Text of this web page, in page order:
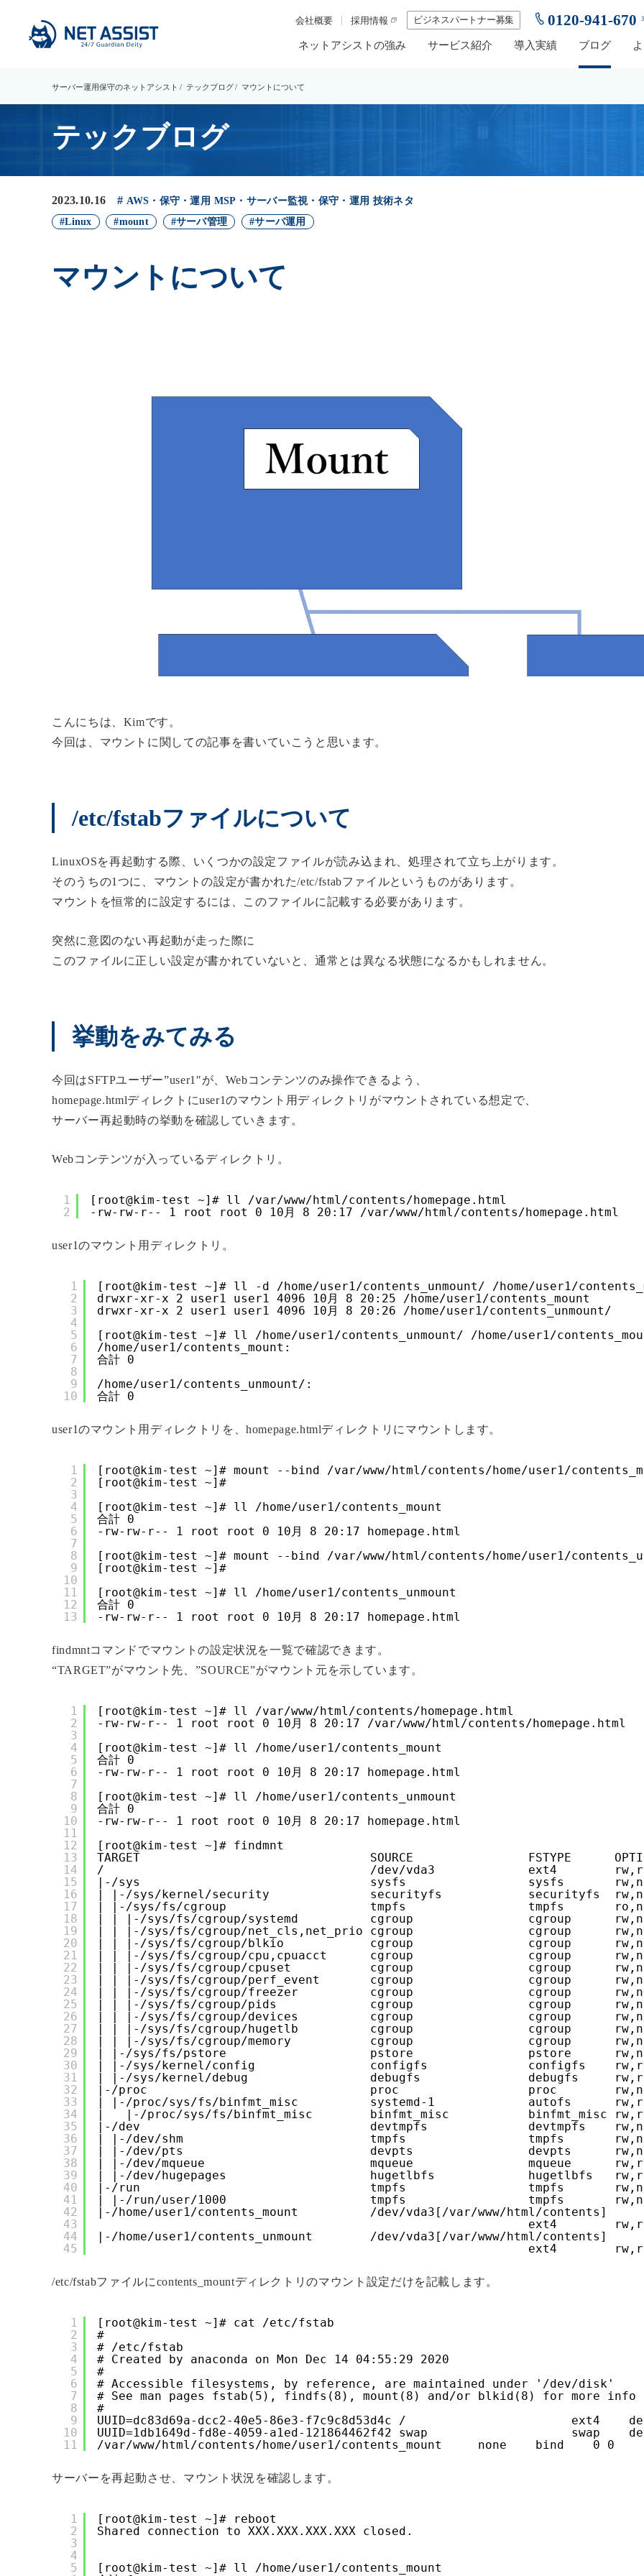
ネットアシストの強み サービス紹介 導入実績 ブログ
会社概要 採用情報 ビジネスパートナー募集 0120-941-670
サーバー運用保守のネットアシスト テックブログ マウントについて
テックブログ
2023.10.16 AWS・保守・運用 MSP・サーバー監視・保守・運用 技術ネタ
Linux
mount サーバ管理 サーバ運用
マウントについて
こんにちは、Kimです。
今回は、マウントに関しての記事を書いていこうと思います。
/etc/fstabファイルについて
LinuxOSを再起動する際、いくつかの設定ファイルが読み込まれ、処理されて立ち上がります。
そのうちの1つに、マウントの設定が書かれた/etc/fstabファイルというものがあります。
マウントを恒常的に設定するには、このファイルに記載する必要があります。
突然に意図のない再起動が走った際に
このファイルに正しい設定が書かれていないと、通常とは異なる状態になるかもしれません。
挙動をみてみる
今回はSFTPユーザー”user1″が、Webコンテンツのみ操作できるよう、
homepage.htmlディレクトにuser1のマウント用ディレクトリがマウントされている想定で、
サーバー再起動時の挙動を確認していきます。
Webコンテンツが入っているディレクトリ。
1
2
[root@kim-test ~]# ll /var/www/html/contents/homepage.html
-rw-rw-r-- 1 root root 0 10月 8 20:17 /var/www/html/contents/homepage.html
user1のマウント用ディレクトリ。
1
2
3
4
5
6
7
8
9
10
[root@kim-test ~]# ll -d /home/user1/contents_unmount/ /home/user1/
drwxr-xr-x 2 user1 user1 4096 10月 8 20:25 /home/user1/contents_mount
drwxr-xr-x 2 user1 user1 4096 10月 8 20:26 /home/user1/contents_unmount/
[root@kim-test ~]# ll /home/user1/contents_unmount/ /home/user1/
/home/user1/contents_mount:
合計 0
/home/user1/contents_unmount/:
合計 0
user1のマウント用ディレクトリを、homepage.htmlディレクトリにマウントします。
1
2
3
4
5
6
7
8
9
10
11
12
13
[root@kim-test ~]# mount --bind /var/www/html/contents/home/user1/
[root@kim-test ~]#
[root@kim-test ~]# ll /home/user1/contents_mount
合計 0
-rw-rw-r-- 1 root root 0 10月 8 20:17 homepage.html
[root@kim-test ~]# mount --bind /var/www/html/contents/home/user1/
[root@kim-test ~]#
[root@kim-test ~]# ll /home/user1/contents_unmount
合計 0
-rw-rw-r-- 1 root root 0 10月 8 20:17 homepage.html
findmntコマンドでマウントの設定状況を一覧で確認できます。
“TARGET”がマウント先、”SOURCE”がマウント元を示しています。
1
2
3
4
5
6
7
8
9
10
11
12
13
14
15
16
17
18
19
20
21
22
23
24
25
26
27
28
29
30
31
32
33
34
35
36
37
38
39
40
41
42
43
44
45
[root@kim-test ~]# ll /var/www/html/contents/homepage.html
-rw-rw-r-- 1 root root 0 10月 8 20:17 /var/www/html/contents/homepage.html
[root@kim-test ~]# ll /home/user1/contents_mount
合計 0
-rw-rw-r-- 1 root root 0 10月 8 20:17 homepage.html
[root@kim-test ~]# ll /home/user1/contents_unmount
合計 0
-rw-rw-r-- 1 root root 0 10月 8 20:17 homepage.html
[root@kim-test ~]# findmnt
TARGET                                SOURCE                FSTYPE
/                                     /dev/vda3             ext4
|-/sys                                sysfs                 sysfs
| |-/sys/kernel/security              securityfs            securityfs
| |-/sys/fs/cgroup                    tmpfs                 tmpfs
| | |-/sys/fs/cgroup/systemd          cgroup                cgroup
| | |-/sys/fs/cgroup/net_cls,net_prio cgroup                cgroup
| | |-/sys/fs/cgroup/blkio            cgroup                cgroup
| | |-/sys/fs/cgroup/cpu,cpuacct      cgroup                cgroup
| | |-/sys/fs/cgroup/cpuset           cgroup                cgroup
| | |-/sys/fs/cgroup/perf_event       cgroup                cgroup
| | |-/sys/fs/cgroup/freezer          cgroup                cgroup
| | |-/sys/fs/cgroup/pids             cgroup                cgroup
| | |-/sys/fs/cgroup/devices          cgroup                cgroup
| | |-/sys/fs/cgroup/hugetlb          cgroup                cgroup
| | |-/sys/fs/cgroup/memory           cgroup                cgroup
| |-/sys/fs/pstore                    pstore                pstore
| |-/sys/kernel/config                configfs              configfs
| |-/sys/kernel/debug                 debugfs               debugfs
|-/proc                               proc                  proc
| |-/proc/sys/fs/binfmt_misc          systemd-1             autofs
|   |-/proc/sys/fs/binfmt_misc        binfmt_misc           binfmt_misc
|-/dev                                devtmpfs              devtmpfs
| |-/dev/shm                          tmpfs                 tmpfs
| |-/dev/pts                          devpts                devpts
| |-/dev/mqueue                       mqueue                mqueue
| |-/dev/hugepages                    hugetlbfs             hugetlbfs
|-/run                                tmpfs                 tmpfs
| |-/run/user/1000                    tmpfs                 tmpfs
|-/home/user1/contents_mount          /dev/vda3[/var/www/html/contents]
ext4
|-/home/user1/contents_unmount        /dev/vda3[/var/www/html/contents]
ext4
/etc/fstabファイルにcontents_mountディレクトリのマウント設定だけを記載します。
1
2
3
4
5
6
7
8
9
10
11
[root@kim-test ~]# cat /etc/fstab
#
# /etc/fstab
# Created by anaconda on Mon Dec 14 04:55:29 2020
#
# Accessible filesystems, by reference, are maintained under '/dev/disk'
# See man pages fstab(5), findfs(8), mount(8) and/or blkid(8) for more info
#
UUID=dc83d69a-dcc2-40e5-86e3-f7c9c8d53d4c /                       ext4
UUID=1db1649d-fd8e-4059-a1ed-121864462f42 swap                    swap
/var/www/html/contents/home/user1/contents_mount     none    bind    0 0
サーバーを再起動させ、マウント状況を確認します。
1
2
3
4
5
[root@kim-test ~]# reboot
Shared connection to XXX.XXX.XXX.XXX closed.
[root@kim-test ~]# ll /home/user1/contents_mount